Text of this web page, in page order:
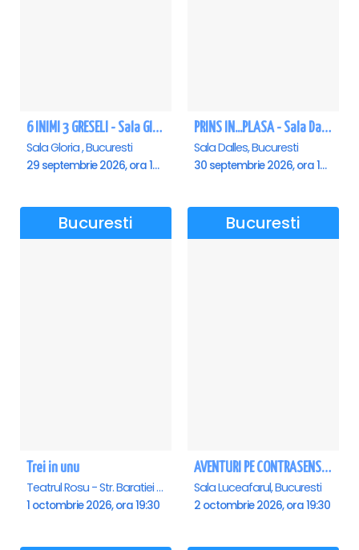
6 INIMI 3 GRESELI - Sala Gloria
Sala Gloria , Bucuresti
29 septembrie 2026, ora 19:00
PRINS IN...PLASA - Sala Dalles
Sala Dalles, Bucuresti
30 septembrie 2026, ora 19:30
Bucuresti
Trei in unu
Teatrul Rosu - Str. Baratiei 31, Bucuresti
1 octombrie 2026, ora 19:30
Bucuresti
AVENTURI PE CONTRASENS - Sala Luceafarul
Sala Luceafarul, Bucuresti
2 octombrie 2026, ora 19:30